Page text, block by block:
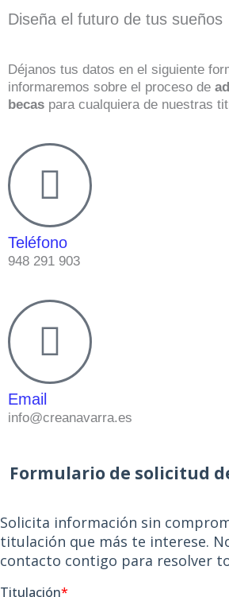
Diseña el futuro de tus sueños
Déjanos tus datos en el siguiente
informaremos sobre el proceso de
becas para cualquiera de nuestras
Teléfono
948 291 903
Email
info@creanavarra.es